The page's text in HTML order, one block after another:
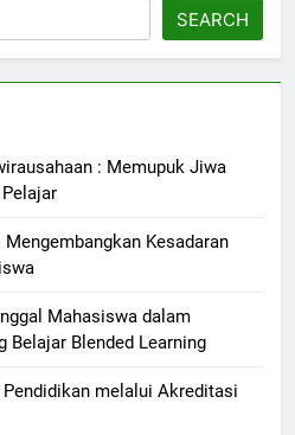
SEARCH
: Memupuk Jiwa
Kesadaran
Mahasiswa dalam
Belajar Blended Learning
melalui Akreditasi